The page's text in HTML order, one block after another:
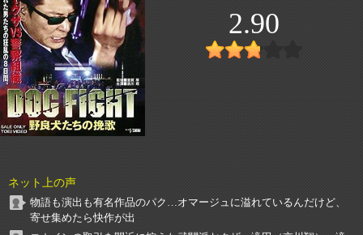
2.90
ネット上の声
物語も演出も有名作品のパク…オマージュに溢れているんだけど、
寄せ集めたら快作が出